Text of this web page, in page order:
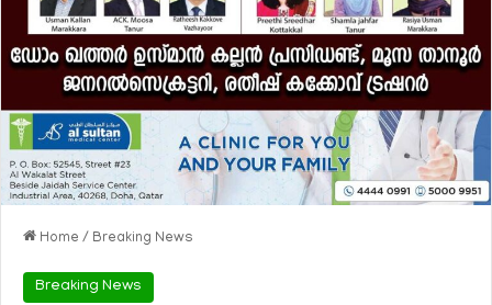
Home / Breaking News
Breaking News